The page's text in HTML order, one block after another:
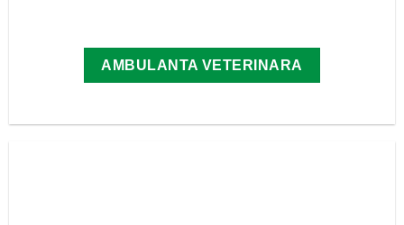
AMBULANTA VETERINARA